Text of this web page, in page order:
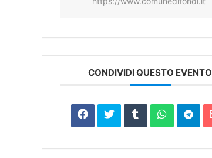
CONDIVIDI QUESTO EVENTO